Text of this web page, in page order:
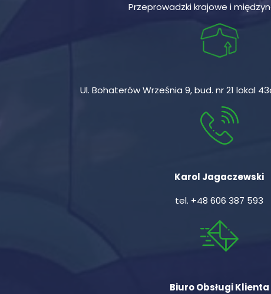
Przeprowadzki krajowe i
Ul. Bohaterów Września 9, bud. nr 21 lokal
Karol Jagaczewski
tel. +48 606 387 593
Biuro Obsługi Klienta